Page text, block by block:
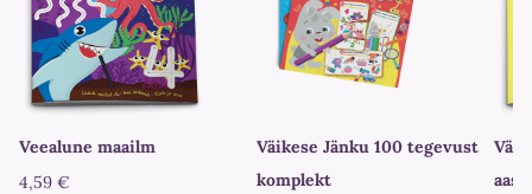
Veealune maailm
4,59 €
Väikese Jänku 100 tegevust
komplekt